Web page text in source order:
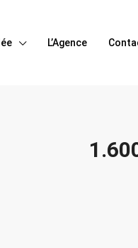
L’Agence